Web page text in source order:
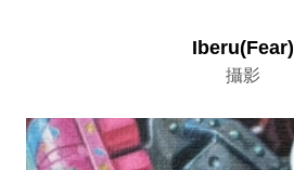
Iberu(Fear)
攝影